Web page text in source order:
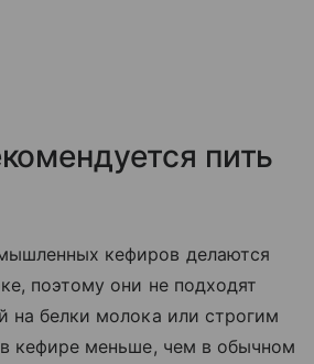
пить
кефиров делаются
поэтому они не подходят
на белки молока или строгим
кефире меньше, чем в обычном